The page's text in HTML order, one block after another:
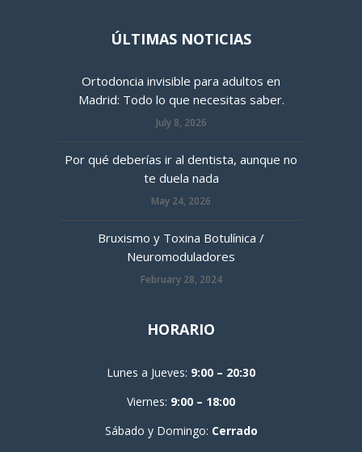
ÚLTIMAS NOTICIAS
Ortodoncia invisible para adultos en
Madrid: Todo lo que necesitas saber.
July 8, 2026
Por qué deberías ir al dentista, aunque no
te duela nada
May 24, 2026
Bruxismo y Toxina Botulínica /
Neuromoduladores
February 28, 2024
HORARIO
Lunes a Jueves: 9:00 – 20:30
Viernes: 9:00 – 18:00
Sábado y Domingo: Cerrado